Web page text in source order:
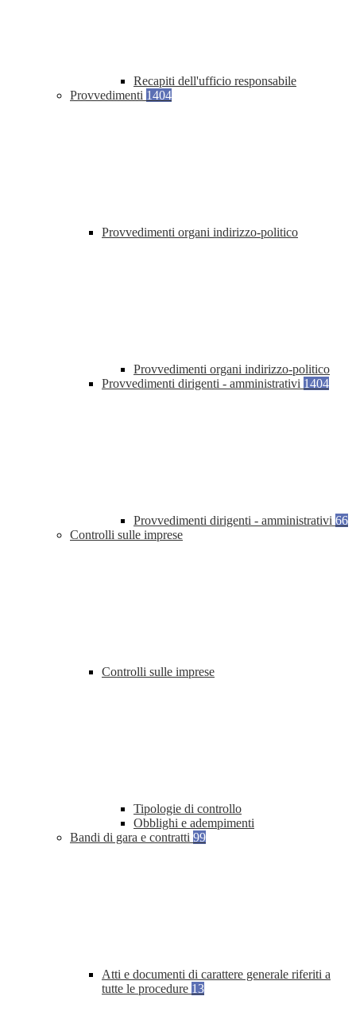
Recapiti dell'ufficio responsabile
Provvedimenti 1404
Provvedimenti organi indirizzo-politico
Provvedimenti organi indirizzo-politico
Provvedimenti dirigenti - amministrativi 1404
Provvedimenti dirigenti - amministrativi 66
Controlli sulle imprese
Controlli sulle imprese
Tipologie di controllo
Obblighi e adempimenti
Bandi di gara e contratti 99
Atti e documenti di carattere generale riferiti a
tutte le procedure 13